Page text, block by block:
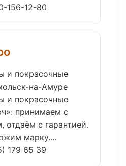
156-12-80
и покрасочные
на-Амуре
и покрасочные
принимаем с
отдаём с гарантией.
марку....
179 65 39